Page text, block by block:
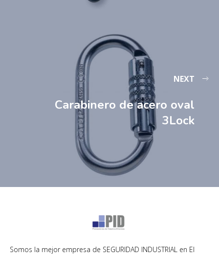
NEXT
Carabinero de acero oval
3Lock
Somos la mejor empresa de SEGURIDAD INDUSTRIAL en El